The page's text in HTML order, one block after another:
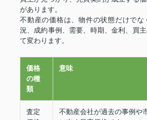
があります。
不動産の価格は、物件の状態だけでな
況、成約事例、需要、時期、金利、買
て変わります。
価格
の種
類
意味
査定
不動産会社が過去の事例や